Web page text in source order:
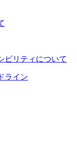
ビリティについて
ライン